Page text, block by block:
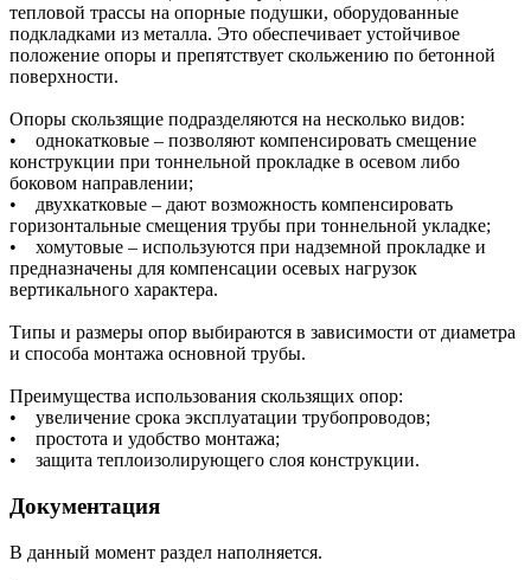
тепловой трассы на опорные подушки, оборудованные
подкладками из металла. Это обеспечивает устойчивое
положение опоры и препятствует скольжению по бетонной
поверхности.
Опоры скользящие подразделяются на несколько видов:
• однокатковые – позволяют компенсировать смещение
конструкции при тоннельной прокладке в осевом либо
боковом направлении;
• двухкатковые – дают возможность компенсировать
горизонтальные смещения трубы при тоннельной укладке;
• хомутовые – используются при надземной прокладке и
предназначены для компенсации осевых нагрузок
вертикального характера.
Типы и размеры опор выбираются в зависимости от диаметра
и способа монтажа основной трубы.
Преимущества использования скользящих опор:
• увеличение срока эксплуатации трубопроводов;
• простота и удобство монтажа;
• защита теплоизолирующего слоя конструкции.
Документация
В данный момент раздел наполняется.